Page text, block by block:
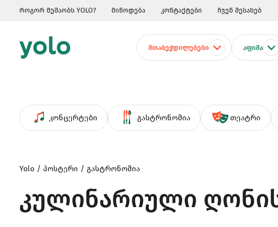
როგორ მუშაობს YOLO? მიწოდება კონტაქტები ჩვენ შესახებ
ᲨᲗᲐᲑᲔᲭᲓᲘᲚᲔᲑᲔᲑᲘ ᲐᲤᲘᲨᲐ
კონცერტები გასტრონომია თეატრი
Yolo პოსტერი გასტრონომია
კულინარიული